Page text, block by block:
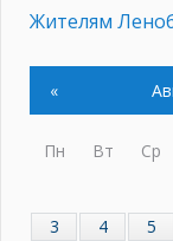
Жителям
02 августа 2026
В Ивангороде
области
02 августа 2026
«
Пн Вт Ср
3
4 5